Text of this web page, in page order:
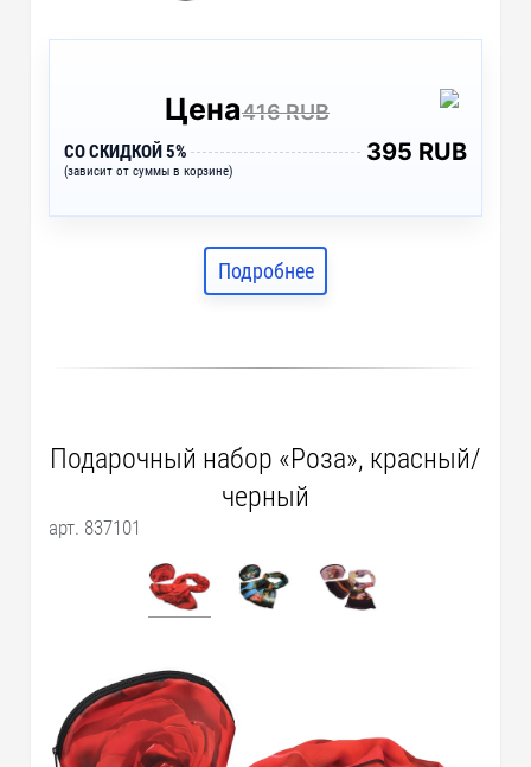
Цена416 RUB
СО СКИДКОЙ 5%
(зависит от суммы в корзине)
395 RUB
Подробнее
Подарочный набор «Роза», красный/
черный
арт. 837101